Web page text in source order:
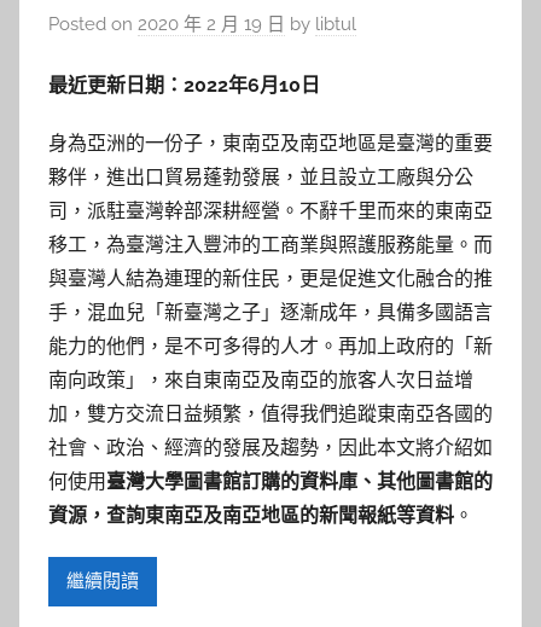
Posted on 2020 年 2 月 19 日 by libtul
最近更新日期：2022年6月10日
身為亞洲的一份子，東南亞及南亞地區是臺灣的重要
夥伴，進出口貿易蓬勃發展，並且設立工廠與分公
司，派駐臺灣幹部深耕經營。不辭千里而來的東南亞
移工，為臺灣注入豐沛的工商業與照護服務能量。而
與臺灣人結為連理的新住民，更是促進文化融合的推
手，混血兒「新臺灣之子」逐漸成年，具備多國語言
能力的他們，是不可多得的人才。再加上政府的「新
南向政策」，來自東南亞及南亞的旅客人次日益增
加，雙方交流日益頻繁，值得我們追蹤東南亞各國的
社會、政治、經濟的發展及趨勢，因此本文將介紹如
何使用 臺灣大學圖書館訂購的資料庫、其他圖書館的
資源，查詢東南亞及南亞地區的新聞報紙等資料 。
繼續閱讀